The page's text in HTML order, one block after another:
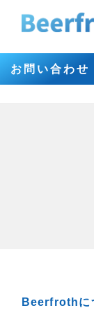
お問い合わせ
Beerfrothに